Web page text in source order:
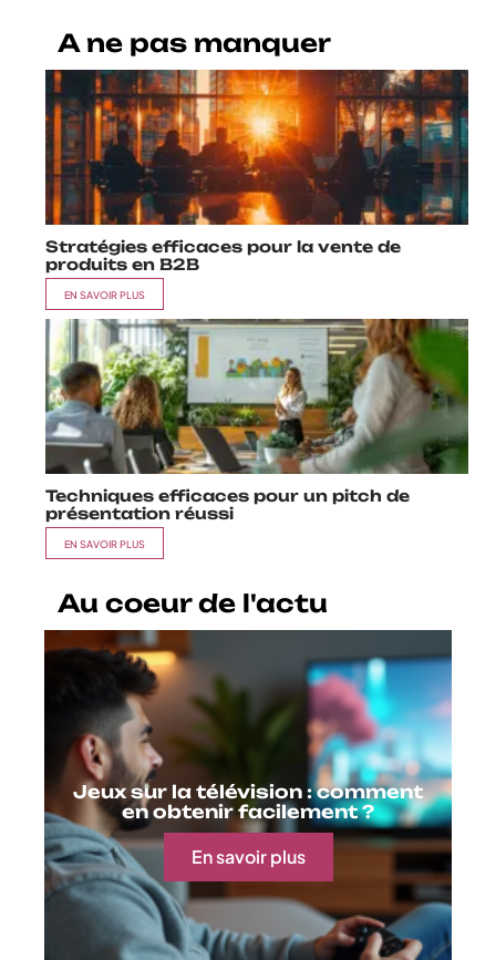
A ne pas manquer
Stratégies efficaces pour la vente de
produits en B2B
EN SAVOIR PLUS
Techniques efficaces pour un pitch de
présentation réussi
EN SAVOIR PLUS
Au coeur de l'actu
Jeux sur la télévision : comment
en obtenir facilement ?
En savoir plus